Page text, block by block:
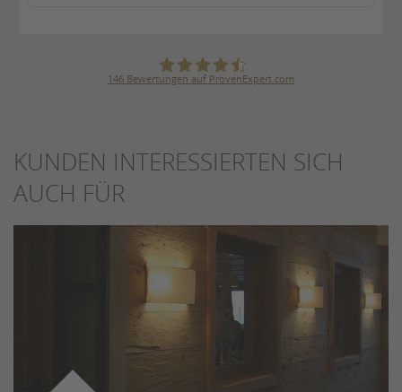
146 Bewertungen auf ProvenExpert.com
KUNDEN INTERESSIERTEN SICH
AUCH FÜR